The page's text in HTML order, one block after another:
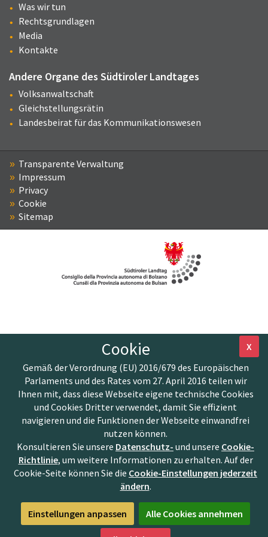
Was wir tun
Rechtsgrundlagen
Media
Kontakte
Andere Organe des Südtiroler Landtages
Volksanwaltschaft
Gleichstellungsrätin
Landesbeirat für das Kommunikationswesen
Transparente Verwaltung
Impressum
Privacy
Cookie
Sitemap
X
Cookie
Gemäß der Verordnung (EU) 2016/679 des Europäischen
Parlaments und des Rates vom 27. April 2016 teilen wir
Ihnen mit, dass diese Webseite eigene technische Cookies
und Cookies Dritter verwendet, damit Sie effizient
navigieren und die Funktionen der Webseite einwandfrei
nutzen können.
Konsultieren Sie unsere Datenschutz- und unsere Cookie-
Richtlinie, um weitere Informationen zu erhalten. Auf der
Cookie-Seite können Sie die Cookie-Einstellungen jederzeit
ändern.
Einstellungen anpassen Alle Cookies annehmen